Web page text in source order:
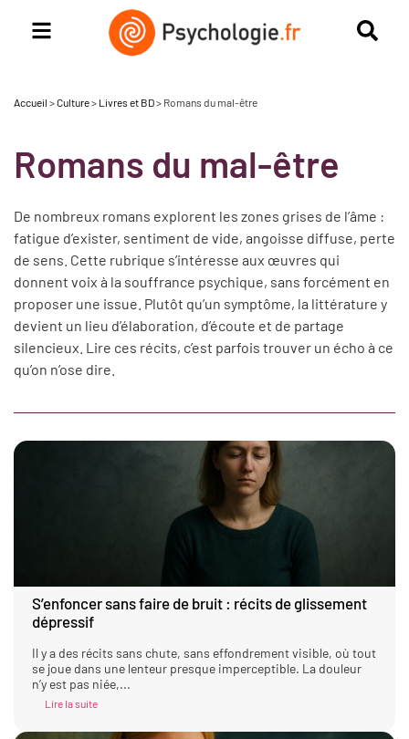
Accueil >Culture> Livres et BD> Romans du mal-être
Romans du mal-être
De nombreux romans explorent les zones grises de l’âme :
fatigue d’exister, sentiment de vide, angoisse diffuse, perte
de sens. Cette rubrique s’intéresse aux œuvres qui
donnent voix à la souffrance psychique, sans forcément en
proposer une issue. Plutôt qu’un symptôme, la littérature y
devient un lieu d’élaboration, d’écoute et de partage
silencieux. Lire ces récits, c’est parfois trouver un écho à ce
qu’on n’ose dire.
S’enfoncer sans faire de bruit : récits de glissement
dépressif
Il y a des récits sans chute, sans effondrement visible, où tout
se joue dans une lenteur presque imperceptible. La douleur
n’y est pas niée,...
Lire la suite